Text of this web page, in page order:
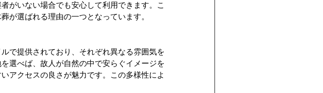
がいない場合でも安心して利用できます。こ
が選ばれる理由の一つとなっています。
で提供されており、それぞれ異なる雰囲気を
選べば、故人が自然の中で安らぐイメージを
アクセスの良さが魅力です。この多様性によ